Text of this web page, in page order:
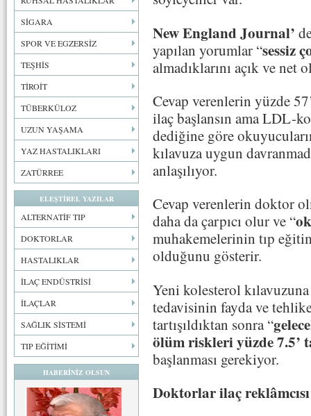
SİGARA
SPOR VE EGZERSİZ
TEŞHİS
TİROİT
TÜBERKÜLOZ
UZUN YAŞAMA
YAZ HASTALIKLARI
ZATÜRREE
ELEŞTİREL YAZILAR
ALTERNATİF TIP
DOKTORLAR
HASTALIKLAR
İLAÇ ENDÜSTRİSİ
İLAÇLAR
SAĞLIK SİSTEMİ
TIP EĞİTİMİ
HABERİNİZ OLSUN
New England Journal’
yapılan yorumlar “sessiz
almadıklarını açık ve net
Cevap verenlerin yüzde
ilaç başlansın ama LDL-
dediğine göre
kılavuza uygun
anlaşılıyor.
Cevap verenlerin doktor
daha da çarpıcı olur ve “
muhakemelerinin tıp
olduğunu gösterir.
Yeni kolesterol
tedavisinin fayda ve
tartışıldıktan sonra “
ölüm riskleri yüzde 7.5’
başlanması gerekiyor.
Doktorlar ilaç